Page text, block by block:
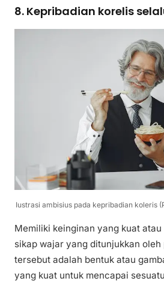
8. Kepribadian korelis
Iustrasi ambisius pada kepribadian koleris
Memiliki keinginan yang kuat
sikap wajar yang ditunjukkan
tersebut adalah bentuk atau
yang kuat untuk mencapai